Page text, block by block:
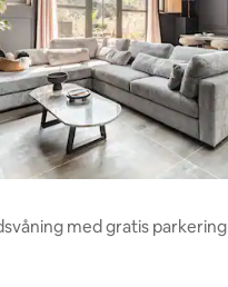
med gratis parkering